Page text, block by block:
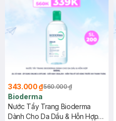
343.000 ₫560.000 ₫
Bioderma
Nước Tẩy Trang Bioderma
Dành Cho Da Dầu & Hỗn Hợp